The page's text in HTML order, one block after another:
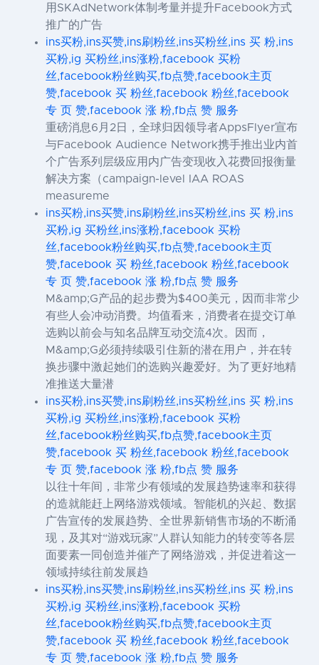
用SKAdNetwork体制考量并提升Facebook方式
推广的广告
ins买粉,ins买赞,ins刷粉丝,ins买粉丝,ins 买 粉,ins
买粉,ig 买粉丝,ins涨粉,facebook 买粉
丝,facebook粉丝购买,fb点赞,facebook主页
赞,facebook 买 粉丝,facebook 粉丝,facebook
专 页 赞,facebook 涨 粉,fb点 赞 服务
重磅消息6月2日，全球归因领导者AppsFlyer宣布
与Facebook Audience Network携手推出业内首
个广告系列层级应用内广告变现收入花费回报衡量
解决方案（campaign-level IAA ROAS
measureme
ins买粉,ins买赞,ins刷粉丝,ins买粉丝,ins 买 粉,ins
买粉,ig 买粉丝,ins涨粉,facebook 买粉
丝,facebook粉丝购买,fb点赞,facebook主页
赞,facebook 买 粉丝,facebook 粉丝,facebook
专 页 赞,facebook 涨 粉,fb点 赞 服务
M&amp;G产品的起步费为$400美元，因而非常少
有些人会冲动消费。均值看来，消费者在提交订单
选购以前会与知名品牌互动交流4次。因而，
M&amp;G必须持续吸引住新的潜在用户，并在转
换步骤中激起她们的选购兴趣爱好。为了更好地精
准推送大量潜
ins买粉,ins买赞,ins刷粉丝,ins买粉丝,ins 买 粉,ins
买粉,ig 买粉丝,ins涨粉,facebook 买粉
丝,facebook粉丝购买,fb点赞,facebook主页
赞,facebook 买 粉丝,facebook 粉丝,facebook
专 页 赞,facebook 涨 粉,fb点 赞 服务
以往十年间，非常少有领域的发展趋势速率和获得
的造就能赶上网络游戏领域。智能机的兴起、数据
广告宣传的发展趋势、全世界新销售市场的不断涌
现，及其对“游戏玩家”人群认知能力的转变等各层
面要素一同创造并催产了网络游戏，并促进着这一
领域持续往前发展趋
ins买粉,ins买赞,ins刷粉丝,ins买粉丝,ins 买 粉,ins
买粉,ig 买粉丝,ins涨粉,facebook 买粉
丝,facebook粉丝购买,fb点赞,facebook主页
赞,facebook 买 粉丝,facebook 粉丝,facebook
专 页 赞,facebook 涨 粉,fb点 赞 服务